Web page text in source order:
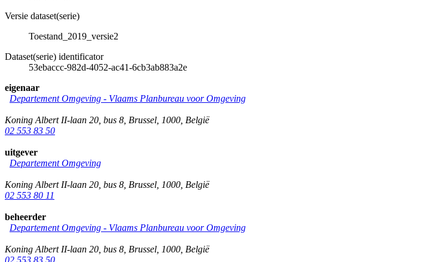
Versie dataset(serie)
Toestand_2019_versie2
Dataset(serie) identificator
53ebaccc-982d-4052-ac41-6cb3ab883a2e
eigenaar
Departement Omgeving - Vlaams Planbureau voor Omgeving
Koning Albert II-laan 20, bus 8 Brussel 1000 België
02 553 83 50
uitgever
Departement Omgeving
Koning Albert II-laan 20, bus 8 Brussel 1000 België
02 553 80 11
beheerder
Departement Omgeving - Vlaams Planbureau voor Omgeving
Koning Albert II-laan 20, bus 8 Brussel 1000 België
02 553 83 50